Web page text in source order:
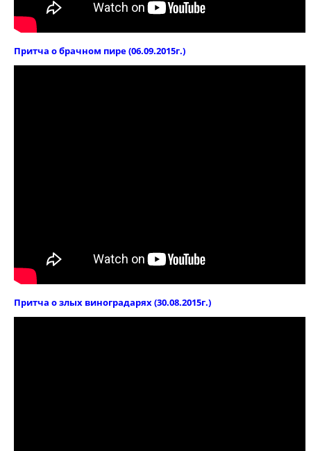
Притча о брачном пире (06.09.2015г.)
Притча о злых виноградарях (30.08.2015г.)